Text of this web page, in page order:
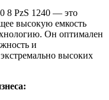
8 PzS 1240 — это
высокую емкость
Он оптимален
и
высоких